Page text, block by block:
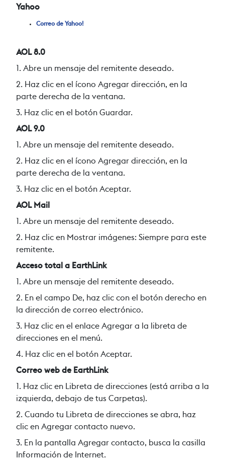
Yahoo
Correo de Yahoo!
AOL 8.0
1. Abre un mensaje del remitente deseado.
2. Haz clic en el ícono Agregar dirección, en la
parte derecha de la ventana.
3. Haz clic en el botón Guardar.
AOL 9.0
1. Abre un mensaje del remitente deseado.
2. Haz clic en el ícono Agregar dirección, en la
parte derecha de la ventana.
3. Haz clic en el botón Aceptar.
AOL Mail
1. Abre un mensaje del remitente deseado.
2. Haz clic en Mostrar imágenes: Siempre para este
remitente.
Acceso total a EarthLink
1. Abre un mensaje del remitente deseado.
2. En el campo De, haz clic con el botón derecho en
la dirección de correo electrónico.
3. Haz clic en el enlace Agregar a la libreta de
direcciones en el menú.
4. Haz clic en el botón Aceptar.
Correo web de EarthLink
1. Haz clic en Libreta de direcciones (está arriba a la
izquierda, debajo de tus Carpetas).
2. Cuando tu Libreta de direcciones se abra, haz
clic en Agregar contacto nuevo.
3. En la pantalla Agregar contacto, busca la casilla
Información de Internet.